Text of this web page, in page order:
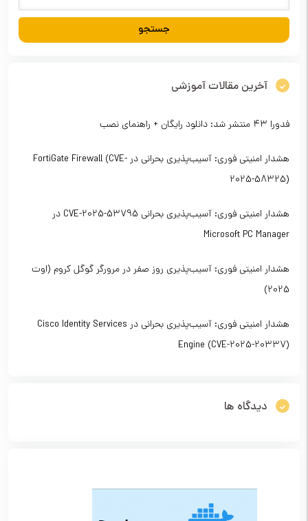
آخرین مقالات آموزشی
فدورا ۴۳ منتشر شد: دانلود رایگان + راهنمای نصب
هشدار امنیتی فوری: آسیب‌پذیری بحرانی در FortiGate Firewall (CVE-
2025-58325)
هشدار امنیتی فوری: آسیب‌پذیری بحرانی CVE-2025-53795 در
Microsoft PC Manager
هشدار امنیتی فوری: آسیب‌پذیری روز صفر در مرورگر گوگل کروم (اوت
2025)
هشدار امنیتی فوری: آسیب‌پذیری بحرانی در Cisco Identity Services
Engine (CVE-2025-20337)
دیدگاه ها